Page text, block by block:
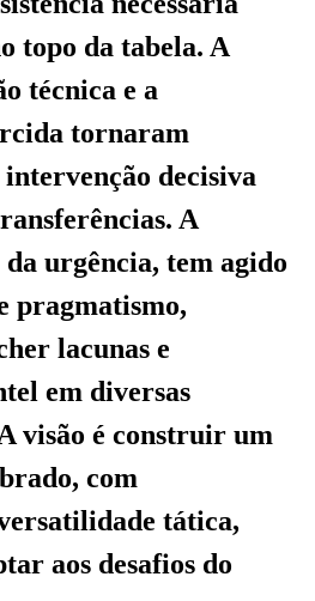
topo da tabela. A
técnica e a
tornaram
decisiva
A
urgência, tem agido
pragmatismo,
lacunas e
em diversas
visão é construir um
com
tática,
aos desafios do